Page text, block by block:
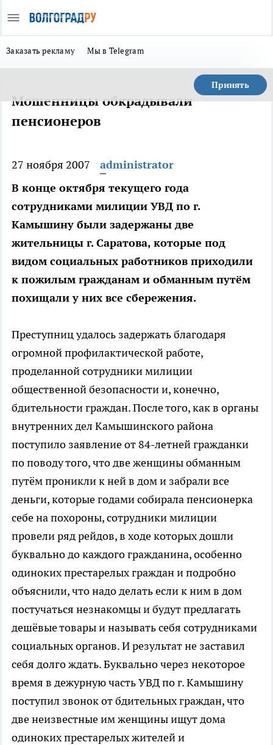
Заказать рекламу Мы в Telegram
Принять
Мошенницы обкрадывали
пенсионеров
27 ноября 2007
administrator
В конце октября текущего года
сотрудниками милиции УВД по г.
Камышину были задержаны две
жительницы г. Саратова, которые под
видом социальных работников приходили
к пожилым гражданам и обманным путём
похищали у них все сбережения.
Преступниц удалось задержать благодаря
огромной профилактической работе,
проделанной сотрудники милиции
общественной безопасности и, конечно,
бдительности граждан. После того, как в органы
внутренних дел Камышинского района
поступило заявление от 84-летней гражданки
по поводу того, что две женщины обманным
путём проникли к ней в дом и забрали все
деньги, которые годами собирала пенсионерка
себе на похороны, сотрудники милиции
провели ряд рейдов, в ходе которых дошли
буквально до каждого гражданина, особенно
одиноких престарелых граждан и подробно
объяснили, что надо делать если к ним в дом
постучаться незнакомцы и будут предлагать
дешёвые товары и называть себя сотрудниками
социальных органов. И результат не заставил
себя долго ждать. Буквально через некоторое
время в дежурную часть УВД по г. Камышину
поступил звонок от бдительных граждан, что
две неизвестные им женщины ищут дома
одиноких престарелых жителей и